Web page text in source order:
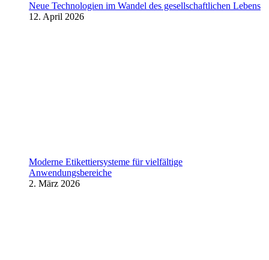
Neue Technologien im Wandel des gesellschaftlichen Lebens
12. April 2026
Moderne Etikettiersysteme für vielfältige
Anwendungsbereiche
2. März 2026